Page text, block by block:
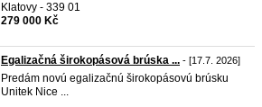
Klatovy - 339 01
279 000 Kč
Egalizačná širokopásová brúska ... - [17.7. 2026]
Predám novú egalizačnú širokopásovú brúsku
Unitek Nice ...